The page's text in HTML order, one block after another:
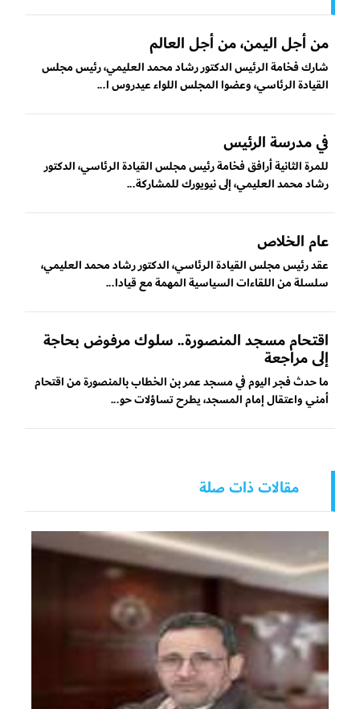
من أجل اليمن، من أجل العالم
شارك فخامة الرئيس الدكتور رشاد محمد العليمي، رئيس مجلس
القيادة الرئاسي، وعضوا المجلس اللواء عيدروس ا...
في مدرسة الرئيس
للمرة الثانية أرافق فخامة رئيس مجلس القيادة الرئاسي، الدكتور
رشاد محمد العليمي، إلى نيويورك للمشاركة...
عام الخلاص
عقد رئيس مجلس القيادة الرئاسي، الدكتور رشاد محمد العليمي،
سلسلة من اللقاءات السياسية المهمة مع قيادا...
‏اقتحام مسجد المنصورة.. سلوك مرفوض بحاجة
إلى مراجعة
ما حدث فجر اليوم في مسجد عمر بن الخطاب بالمنصورة من اقتحام
أمني واعتقال إمام المسجد، يطرح تساؤلات حو...
مقالات ذات صلة